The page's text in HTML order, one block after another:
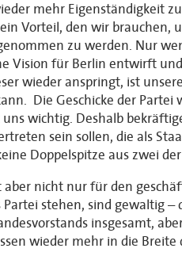
mehr Eigenständigkeit
Vorteil, den wir brauchen,
zu werden. Nur
Vision für Berlin entwirft
wieder anspringt, ist
Die Geschicke der Partei
wichtig. Deshalb
sein sollen, die als
Doppelspitze aus zwei
nicht nur für den
stehen, sind gewaltig
insgesamt,
wieder mehr in die